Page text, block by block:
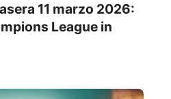
11 marzo 2026:
League in